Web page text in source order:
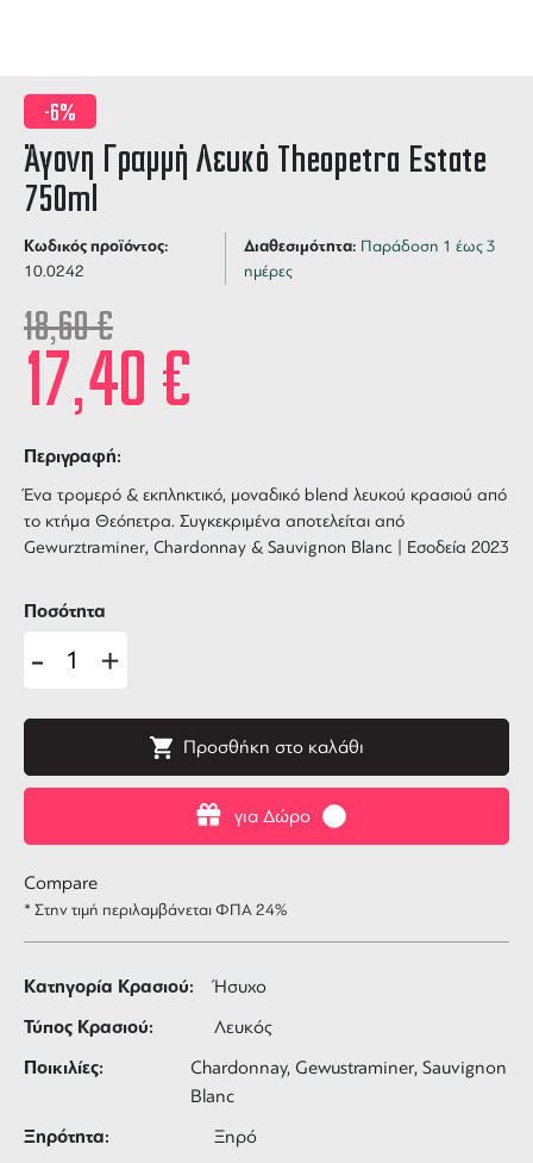
-6%
Άγονη Γραμμή Λευκό Theopetra Estate
750ml
Κωδικός προϊόντος:
10.0242
Διαθεσιμότητα: Παράδοση 1 έως 3
ημέρες
18,60€
17,40€
Περιγραφή:
Ένα τρομερό & εκπληκτικό, μοναδικό blend λευκού κρασιού από
το κτήμα Θεόπετρα. Συγκεκριμένα αποτελείται από
Gewurztraminer, Chardonnay & Sauvignon Blanc | Εσοδεία 2023
για Δώρο
Ποσότητα
- +
Προσθήκη στο καλάθι
Compare
* Στην τιμή περιλαμβάνεται ΦΠΑ 24%
Κατηγορία Κρασιού: Ήσυχο
Τύπος Κρασιού: Λευκός
Ποικιλίες:
Chardonnay, Gewustraminer, Sauvignon
Blanc
Ξηρότητα: Ξηρό